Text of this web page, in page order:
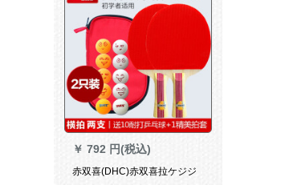
￥ 792 円(税込)
赤双喜(DHC)赤双喜拉ケジジ